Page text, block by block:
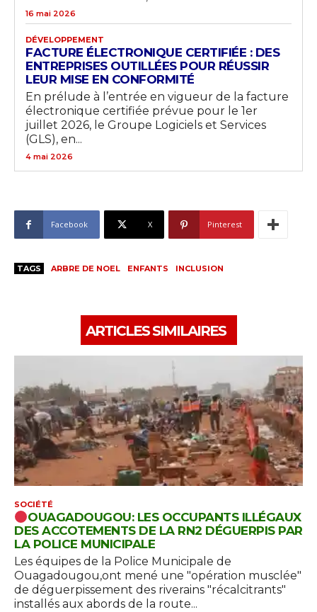
16 mai 2026
DÉVELOPPEMENT
FACTURE ÉLECTRONIQUE CERTIFIÉE : DES
ENTREPRISES OUTILLÉES POUR RÉUSSIR
LEUR MISE EN CONFORMITÉ
En prélude à l’entrée en vigueur de la facture
électronique certifiée prévue pour le 1er
juillet 2026, le Groupe Logiciels et Services
(GLS), en...
4 mai 2026
Facebook X Pinterest
TAGS ARBRE DE NOEL ENFANTS INCLUSION
ARTICLES SIMILAIRES
SOCIÉTÉ
OUAGADOUGOU: LES OCCUPANTS ILLÉGAUX
DES ACCOTEMENTS DE LA RN2 DÉGUERPIS PAR
LA POLICE MUNICIPALE
Les équipes de la Police Municipale de
Ouagadougou,ont mené une "opération musclée"
de déguerpissement des riverains "récalcitrants"
installés aux abords de la route...